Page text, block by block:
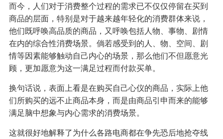
而今，人们对于消费整个过程的需求已不仅仅停留在买到
商品的层面，特别是对于越来越年轻化的消费群体来说，
他们既呼唤高品质的商品，又呼唤包括人物、事物、剧情
在内的综合性消费场景。倘若感受到的人、物、空间、剧
情等因素能够触动自己内心的场景，那么他们不但愿意光
顾，更加愿意为这一满足过程而付款买单。
换句话说，表面上看是在购买自己心仪的商品，实际上他
们所购买的远不止商品本身，而是由商品引申而来的能够
满足脑中想象与内心需求的消费场景。
这就很好地解释了为什么各路电商都在争先恐后地抢夺线